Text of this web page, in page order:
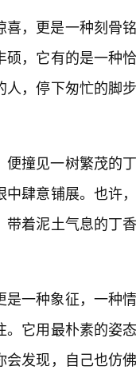
，更是一种刻骨
，它有的是一种
，停下匆忙的脚
撞见一树繁茂的
肆意铺展。也许
着泥土气息的丁
一种象征，一种
它用最朴素的姿
发现，自己也仿